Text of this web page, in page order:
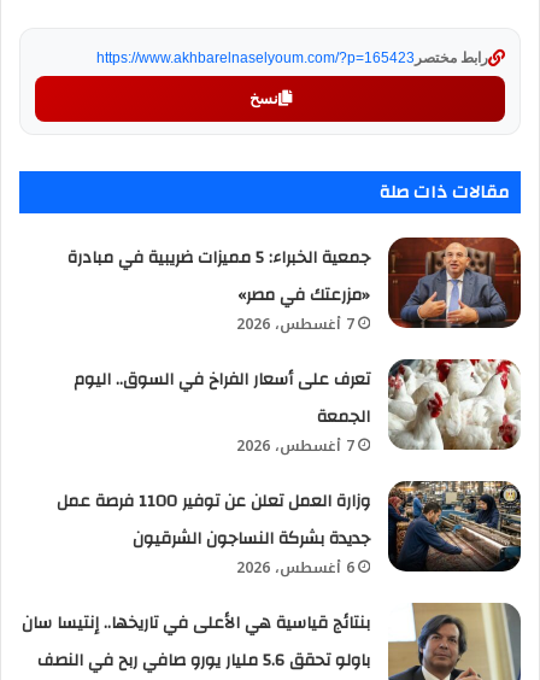
رابط مختصر https://www.akhbarelnaselyoum.com/?p=165423
نسخ
مقالات ذات صلة
جمعية الخبراء: 5 مميزات ضريبية في مبادرة
«مزرعتك في مصر»
7 أغسطس، 2026
تعرف على أسعار الفراخ في السوق.. اليوم
الجمعة
7 أغسطس، 2026
وزارة العمل تعلن عن توفير 1100 فرصة عمل
جديدة بشركة النساجون الشرقيون
6 أغسطس، 2026
بنتائج قياسية هي الأعلى في تاريخها.. إنتيسا سان
باولو تحقق 5.6 مليار يورو صافي ربح في النصف